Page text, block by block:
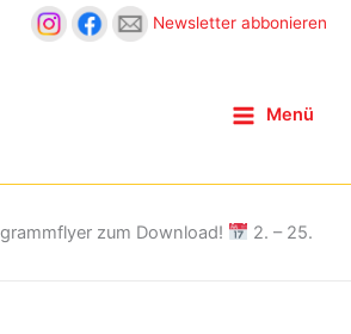
Newsletter abbonieren
Menü
zum Download!
2. – 25.